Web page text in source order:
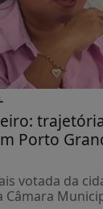
Porto
votada da
Câmara